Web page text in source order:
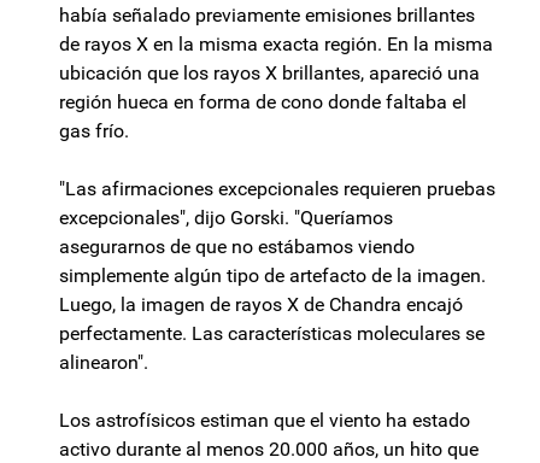
había señalado previamente emisiones brillantes
de rayos X en la misma exacta región. En la misma
ubicación que los rayos X brillantes, apareció una
región hueca en forma de cono donde faltaba el
gas frío.
"Las afirmaciones excepcionales requieren pruebas
excepcionales", dijo Gorski. "Queríamos
asegurarnos de que no estábamos viendo
simplemente algún tipo de artefacto de la imagen.
Luego, la imagen de rayos X de Chandra encajó
perfectamente. Las características moleculares se
alinearon".
Los astrofísicos estiman que el viento ha estado
activo durante al menos 20.000 años, un hito que